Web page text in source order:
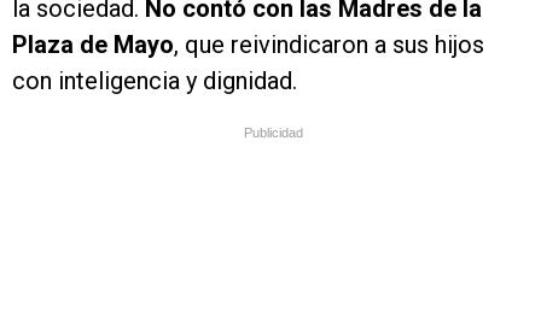
la sociedad. No contó con las Madres de la
Plaza de Mayo, que reivindicaron a sus hijos
con inteligencia y dignidad.
Publicidad